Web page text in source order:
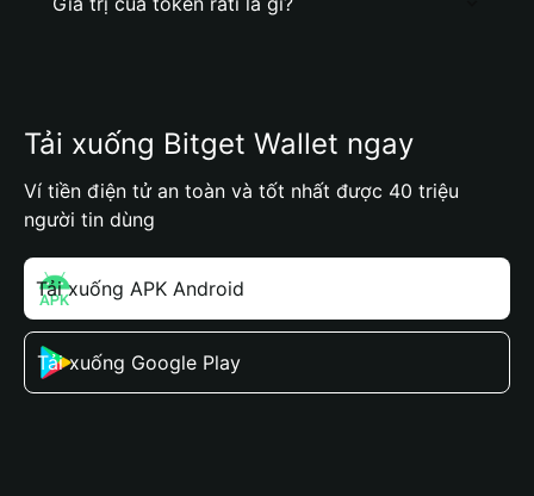
Tải xuống Bitget Wallet ngay
Ví tiền điện tử an toàn và tốt nhất được 40 triệu
người tin dùng
Tải xuống APK Android
Tải xuống Google Play